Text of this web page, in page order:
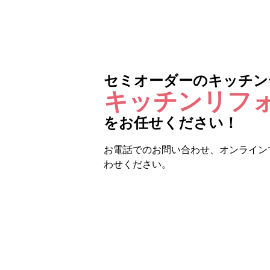
セミオーダーのキッチ
キッチンリフ
をお任せください！
お電話でのお問い合わせ、オンライ
わせください。